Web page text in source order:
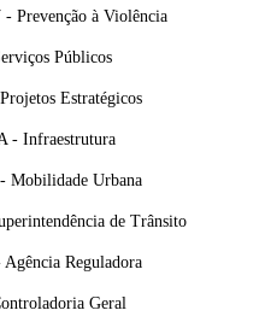
- Prevenção à Violência
Públicos
Estratégicos
- Infraestrutura
Mobilidade Urbana
de Trânsito
Reguladora
Geral